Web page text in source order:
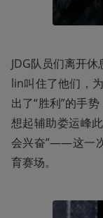
JDG队员们离开
lin叫住了他们，
出了“胜利”的手
想起辅助娄运峰
会兴奋”——这一
育赛场。